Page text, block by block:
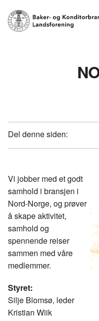
Del denne siden:
Vi jobber med et godt
samhold i bransjen i
Nord-Norge, og prøver
å skape aktivitet,
samhold og
spennende reiser
sammen med våre
medlemmer.
Styret:
Silje Blomsø, leder
Kristian Wiik